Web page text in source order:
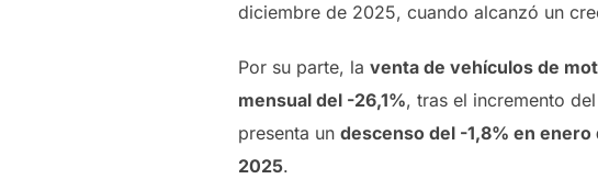
diciembre de 2025, cuando alcanzó un
Por su parte, la venta de vehículos de
mensual del -26,1%, tras el incremento del
presenta un descenso del -1,8% en enero
2025.